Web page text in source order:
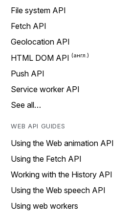
File system API
Fetch API
Geolocation API
HTML DOM API
Push API
Service worker API
See all…
WEB API GUIDES
Using the Web animation API
Using the Fetch API
Working with the History API
Using the Web speech API
Using web workers